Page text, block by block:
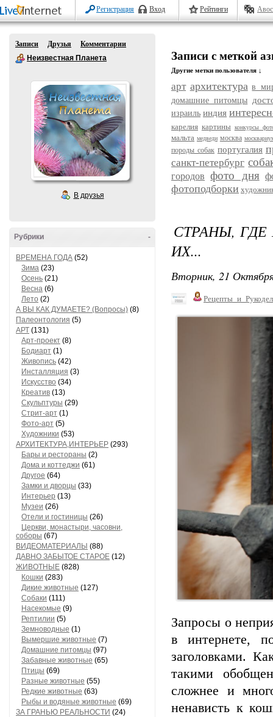
Регистрация Вход Рейтинги
Записи Друзья
Комментарии
Неизвестная Планета
В друзья
-
Рубрики
ВРЕМЕНА ГОДА (52)
Зима (23)
Осень (21)
Весна (6)
Лето (2)
А ВЫ КАК ДУМАЕТЕ? (Вопросы) (8)
Палеонтология (5)
АРТ (131)
Арт-проект (8)
Бодиарт (1)
Живопись (42)
Инсталляция (3)
Искусство (34)
Креатив (13)
Скульптуры (29)
Стрит-арт (1)
Фото-арт (5)
Художники (53)
АРХИТЕКТУРА,ИНТЕРЬЕР (293)
Бары и рестораны (2)
Дома и коттеджи (61)
Другое (64)
Замки и дворцы (33)
Интерьер (13)
Музеи (26)
Отели и гостиницы (26)
Церкви, монастыри, часовни,
соборы (67)
ВИДЕОМАТЕРИАЛЫ (88)
ДАВНО ЗАБЫТОЕ СТАРОЕ (12)
ЖИВОТНЫЕ (828)
Кошки (283)
Дикие животные (127)
Собаки (111)
Насекомые (9)
Рептилии (5)
Земноводные (1)
Вымершие животные (7)
Домашние питомцы (97)
Забавные животные (65)
Птицы (69)
Разные животные (55)
Редкие животные (63)
Рыбы и водяные животные (69)
ЗА ГРАНЬЮ РЕАЛЬНОСТИ (24)
Записи с меткой
Другие метки пользователя ↓
арт архитектура в
домашние питомцы
израиль индия
карелия картины конкурсы
мальта медведи москва
породы собак португалия
санкт-петербург
городов фото дня
фотоподборки
СТРАНЫ,
ИХ...
Вторник, 21
Запросы о
в интернете,
заголовками.
такими
сложнее и
ненависть к